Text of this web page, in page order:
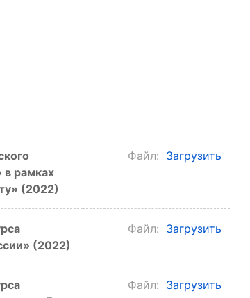
в рамках
(2022)
Файл: Загрузить
(2022)
Файл: Загрузить
Файл: Загрузить